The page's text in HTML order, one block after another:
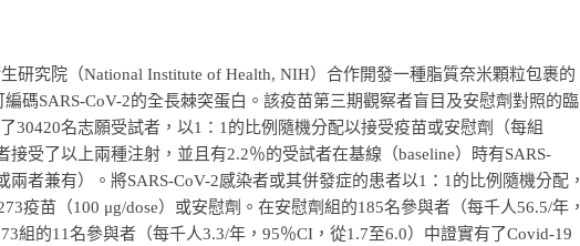
研究院（National Institute of Health, NIH）合作開發一種脂質奈米顆粒包裹的
碼SARS-CoV-2的全長棘突蛋白。該疫苗第三期觀察者盲目及安慰劑對照的臨
30420名志願受試者，以1：1的比例隨機分配以接受疫苗或安慰劑（每組
接受了以上兩種注射，並且有2.2％的受試者在基線（baseline）時有SARS-
者兼有）。將SARS-CoV-2感染者或其併發症的患者以1：1的比例隨機分配，
疫苗（100 μg/dose）或安慰劑。在安慰劑組的185名參與者（每千人56.5/年，
組的11名參與者（每千人3.3/年，95％CI，從1.7至6.0）中證實有了Covid-19